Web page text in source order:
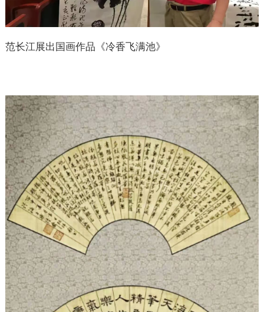
范长江展出国画作品《冷香飞满池》